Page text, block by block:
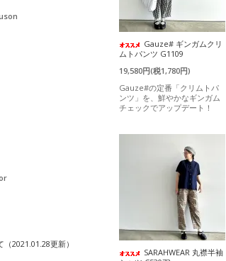
2021.01.28更新）
Gauze# ギンガムクリ
ムトパンツ G1109
19,580円(税1,780円)
Gauze#の定番「クリムトパ
ンツ」を、鮮やかなギンガム
チェックでアップデート！
SARAHWEAR 丸襟半袖